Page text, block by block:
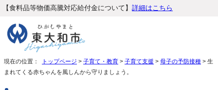
【食料品等物価高騰対応給付金について】 詳細はこちら
現在の位置： トップページ > 子育て・教育 > 子育て支援 > 母子の予防接種 > 生
まれてくる赤ちゃんを風しんから守りましょう。